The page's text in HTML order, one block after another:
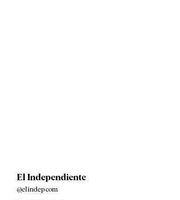
El Independiente
@elindepcom